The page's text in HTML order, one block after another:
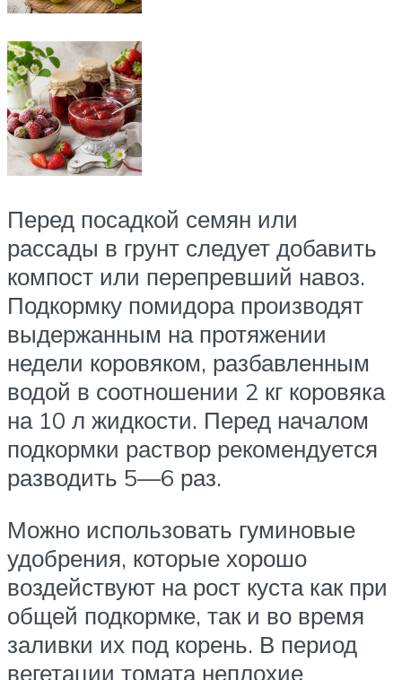
Перед посадкой семян или
рассады в грунт следует добавить
компост или перепревший навоз.
Подкормку помидора производят
выдержанным на протяжении
недели коровяком, разбавленным
водой в соотношении 2 кг коровяка
на 10 л жидкости. Перед началом
подкормки раствор рекомендуется
разводить 5—6 раз.
Можно использовать гуминовые
удобрения, которые хорошо
воздействуют на рост куста как при
общей подкормке, так и во время
заливки их под корень. В период
вегетации томата неплохие